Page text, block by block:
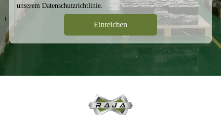
unseremDatenschutzrichtlinie.